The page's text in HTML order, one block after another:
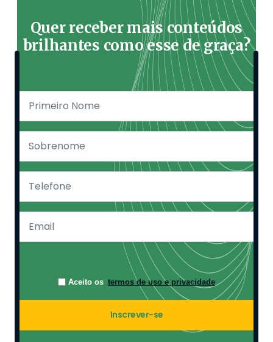
Quer receber mais conteúdos
brilhantes como esse de graça?
Aceito os termos de uso e privacidade
Inscrever-se